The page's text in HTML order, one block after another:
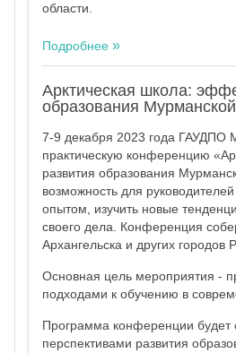
области.
Подробнее
Арктическая школа:
образования
7-9 декабря 2023 года ГАУДПО
практическую конференцию
развития образования
возможность для
опытом, изучить новые
своего дела. Конференция
Архангельска и других городов
Основная цель мероприятия -
подходами к обучению в
Программа конференции будет
перспективами развития